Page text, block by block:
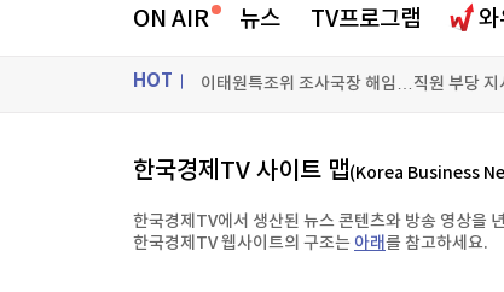
ON AIR 뉴스 TV프로그램 와
HOT
美 신규 실업수당 청구 19만9천건…3주 연
이태원특조위 조사국장 해임…직원 부당 지
"나야, '흑백요리사' 시즌3"
[온에어] 한경 글로벌마켓
ON AIR
머니팜 모닝라이브
뉴스홈
증권
한국경제TV 사이트 맵(Korea Business
한국경제TV에서 생산된 뉴스 콘텐츠와 방송 영상을
한국경제TV 웹사이트의 구조는아래를 참고하세요.